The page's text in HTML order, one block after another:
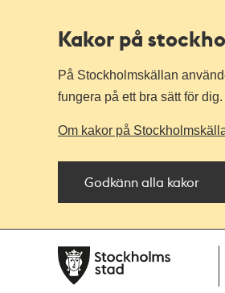
Kakor på
På Stockholmskällan
fungera på ett bra sätt för dig.
Om kakor på
Godkänn alla kakor
navigationen
huvudinnehållet